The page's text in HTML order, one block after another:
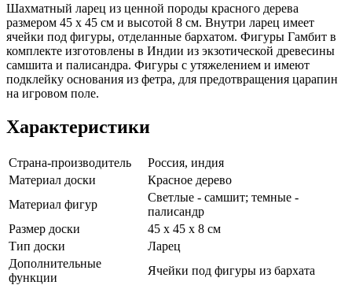
Шахматный ларец из ценной породы красного дерева
размером 45 х 45 см и высотой 8 см. Внутри ларец имеет
ячейки под фигуры, отделанные бархатом. Фигуры Гамбит в
комплекте изготовлены в Индии из экзотической древесины
самшита и палисандра. Фигуры с утяжелением и имеют
подклейку основания из фетра, для предотвращения царапин
на игровом поле.
Характеристики
Страна-производитель
Россия, индия
Материал доски
Красное дерево
Материал фигур
Светлые - самшит; темные -
палисандр
Размер доски
45 х 45 х 8 см
Тип доски
Ларец
Дополнительные
функции
Ячейки под фигуры из бархата